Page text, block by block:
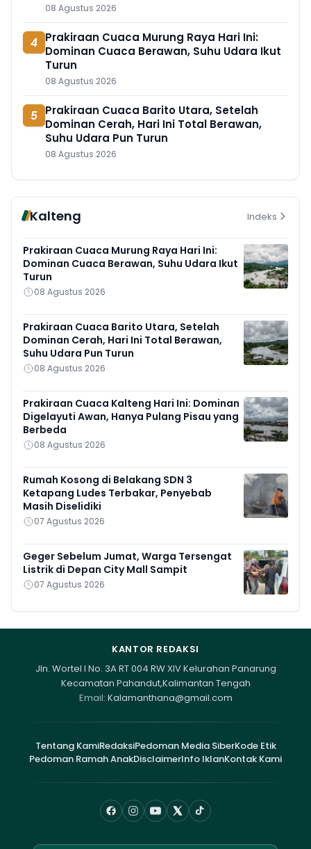
08 Agustus 2026
4 Prakiraan Cuaca Murung Raya Hari Ini:
Dominan Cuaca Berawan, Suhu Udara Ikut
Turun
08 Agustus 2026
5 Prakiraan Cuaca Barito Utara, Setelah
Dominan Cerah, Hari Ini Total Berawan,
Suhu Udara Pun Turun
08 Agustus 2026
Kalteng Indeks
Prakiraan Cuaca Murung Raya Hari Ini:
Dominan Cuaca Berawan, Suhu Udara Ikut
Turun
08 Agustus 2026
Prakiraan Cuaca Barito Utara, Setelah
Dominan Cerah, Hari Ini Total Berawan,
Suhu Udara Pun Turun
08 Agustus 2026
Prakiraan Cuaca Kalteng Hari Ini: Dominan
Digelayuti Awan, Hanya Pulang Pisau yang
Berbeda
08 Agustus 2026
Rumah Kosong di Belakang SDN 3
Ketapang Ludes Terbakar, Penyebab
Masih Diselidiki
07 Agustus 2026
Geger Sebelum Jumat, Warga Tersengat
Listrik di Depan City Mall Sampit
07 Agustus 2026
KANTOR REDAKSI
Jln. Wortel I No. 3A RT 004 RW XIV Kelurahan Panarung
Kecamatan Pahandut,Kalimantan Tengah
Email: Kalamanthana@gmail.com
Tentang KamiRedaksiPedoman Media SiberKode Etik
Pedoman Ramah AnakDisclaimerInfo IklanKontak Kami